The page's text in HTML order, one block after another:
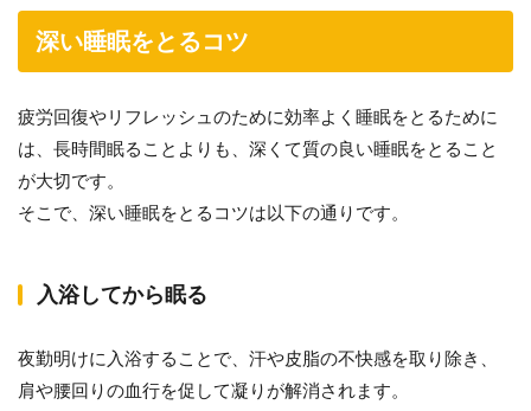
深い睡眠をとるコツ
疲労回復やリフレッシュのために効率よく睡眠をとるために
は、長時間眠ることよりも、深くて質の良い睡眠をとること
が大切です。
そこで、深い睡眠をとるコツは以下の通りです。
入浴してから眠る
夜勤明けに入浴することで、汗や皮脂の不快感を取り除き、
肩や腰回りの血行を促して凝りが解消されます。